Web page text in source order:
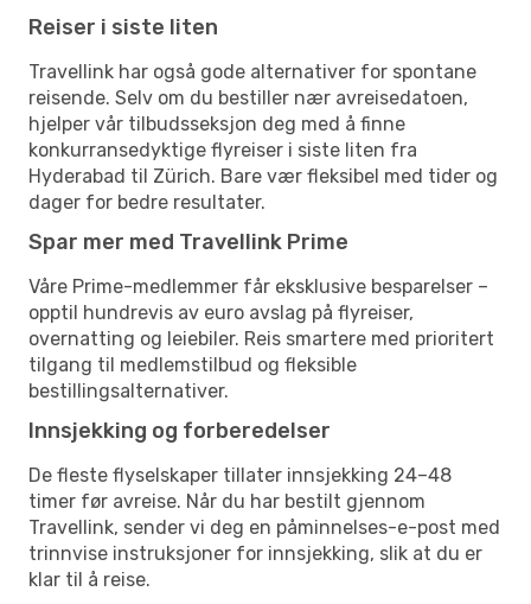
Reiser i siste liten
Travellink har også gode alternativer for spontane
reisende. Selv om du bestiller nær avreisedatoen,
hjelper vår tilbudsseksjon deg med å finne
konkurransedyktige flyreiser i siste liten fra
Hyderabad til Zürich. Bare vær fleksibel med tider og
dager for bedre resultater.
Spar mer med Travellink Prime
Våre Prime-medlemmer får eksklusive besparelser –
opptil hundrevis av euro avslag på flyreiser,
overnatting og leiebiler. Reis smartere med prioritert
tilgang til medlemstilbud og fleksible
bestillingsalternativer.
Innsjekking og forberedelser
De fleste flyselskaper tillater innsjekking 24–48
timer før avreise. Når du har bestilt gjennom
Travellink, sender vi deg en påminnelses-e-post med
trinnvise instruksjoner for innsjekking, slik at du er
klar til å reise.